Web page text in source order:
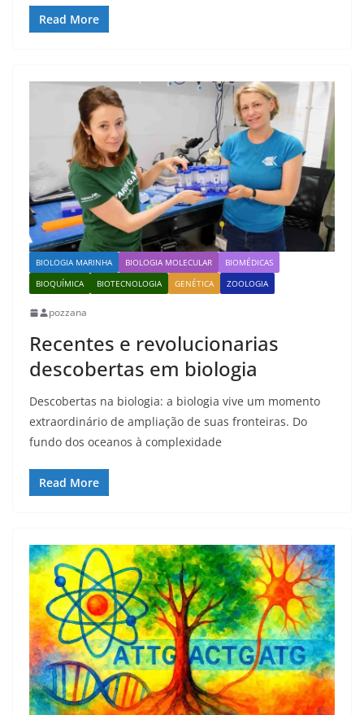
Read More
BIOLOGIA MARINHA BIOLOGIA MOLECULAR
BIOMÉDICAS
BIOQUÍMICA
BIOTECNOLOGIA GENÉTICA ZOOLOGIA
pozzana
Recentes e revolucionarias
descobertas em biologia
Descobertas na biologia: a biologia vive um momento
extraordinário de ampliação de suas fronteiras. Do
fundo dos oceanos à complexidade
Read More